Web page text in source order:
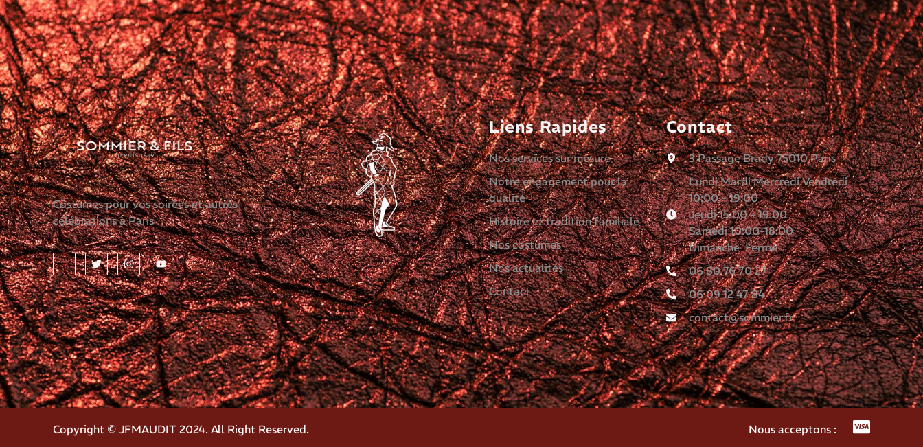
Costumes pour vos soirées et autres
célébrations à Paris
Liens Rapides
Nos services sur mesure
Notre engagement pour la
qualité
Histoire et tradition familiale
Nos costumes
Nos actualités
Contact
Contact
3 Passage Brady 75010 Paris
Lundi Mardi Mercredi Vendredi
10:00 - 19:00
Jeudi 15:00 - 19:00
Samedi 10:00-18:00
Dimanche Fermé
06 80 76 70 27
06 09 12 47 84
contact@sommier.fr
Copyright © JFMAUDIT 2024. All Right Reserved. Nous acceptons :